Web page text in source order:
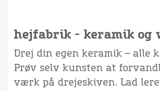
hejfabrik - keramik og
Drej din egen keramik – alle
Prøv selv kunsten at
værk på drejeskiven. Lad